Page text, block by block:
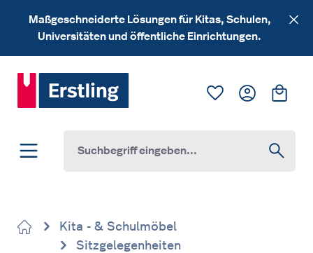
Zum Hauptinhalt springen
Maßgeschneiderte Lösungen für Kitas, Schulen,
Universitäten und öffentliche Einrichtungen.
Du hast 0
Kita - & Schulmöbel
Sitzgelegenheiten